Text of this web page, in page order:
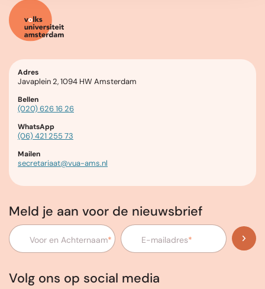
Adres
Javaplein 2, 1094 HW Amsterdam
Bellen
(020) 626 16 26
WhatsApp
(06) 421 255 73
Mailen
secretariaat@vua-ams.nl
Meld je aan voor de nieuwsbrief
Voor en Achternaam* E-mailadres*
Volg ons op social media